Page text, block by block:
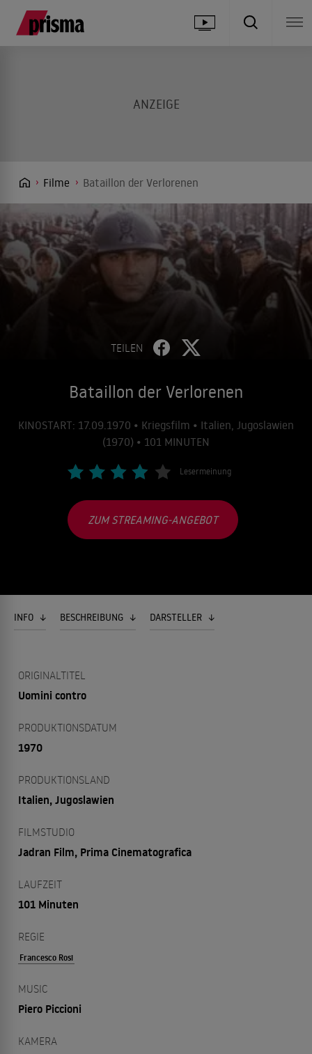
Filme Bataillon der Verlorenen
TEILEN
Bataillon der Verlorenen
KINOSTART: 17.09.1970 • Kriegsfilm • Italien, Jugoslawien
(1970) • 101 MINUTEN
Lesermeinung
ZUM STREAMING-ANGEBOT
INFO BESCHREIBUNG DARSTELLER
ORIGINALTITEL
Uomini contro
PRODUKTIONSDATUM
1970
PRODUKTIONSLAND
Italien, Jugoslawien
FILMSTUDIO
Jadran Film, Prima Cinematografica
LAUFZEIT
101 Minuten
REGIE
Francesco Rosi
MUSIC
Piero Piccioni
KAMERA